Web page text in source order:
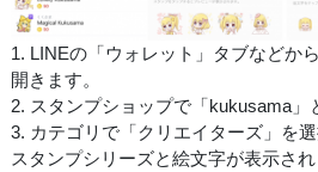
1. LINEの「ウォレット」タブなどか
開きます。
2. スタンプショップで「kukusama」
3. カテゴリで「クリエイターズ」を
スタンプシリーズと絵文字が表示され